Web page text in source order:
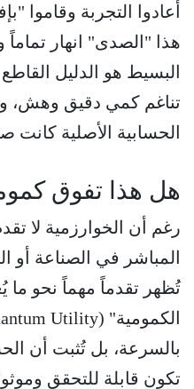
أعادوا التجربة وقاموا
هذا "الصدى" انهار تماماً
البسيط هو الدليل
تناغم كمي دقيق وهش،
الحسابية الأصلية
هل هذا تفوق
رغم أن الخوارزمية لا
المباشر في الصناعة أو
تُظهر تقدماً مهماً نحو ما
بالسرعة، بل تُثبت أن
تكون قابلة للتحقق